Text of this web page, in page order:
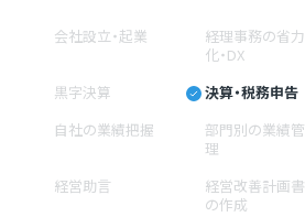
会社設立・起業
経理事務の省力
化・DX
黒字決算 決算・税務申告
自社の業績把握
部門別の業績管
理
経営助言
経営改善計画書
の作成